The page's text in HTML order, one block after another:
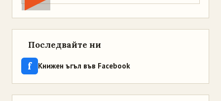
Последвайте ни
f Книжен ъгъл във Facebook